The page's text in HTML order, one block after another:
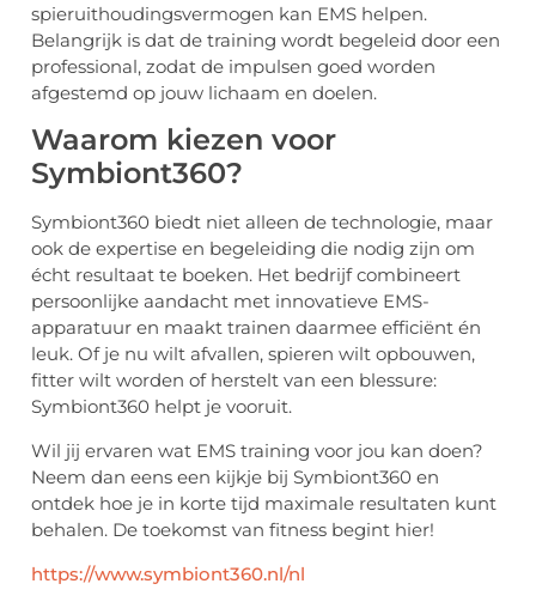
spieruithoudingsvermogen kan EMS helpen.
Belangrijk is dat de training wordt begeleid door een
professional, zodat de impulsen goed worden
afgestemd op jouw lichaam en doelen.
Waarom kiezen voor
Symbiont360?
Symbiont360 biedt niet alleen de technologie, maar
ook de expertise en begeleiding die nodig zijn om
écht resultaat te boeken. Het bedrijf combineert
persoonlijke aandacht met innovatieve EMS-
apparatuur en maakt trainen daarmee efficiënt én
leuk. Of je nu wilt afvallen, spieren wilt opbouwen,
fitter wilt worden of herstelt van een blessure:
Symbiont360 helpt je vooruit.
Wil jij ervaren wat EMS training voor jou kan doen?
Neem dan eens een kijkje bij Symbiont360 en
ontdek hoe je in korte tijd maximale resultaten kunt
behalen. De toekomst van fitness begint hier!
https://www.symbiont360.nl/nl